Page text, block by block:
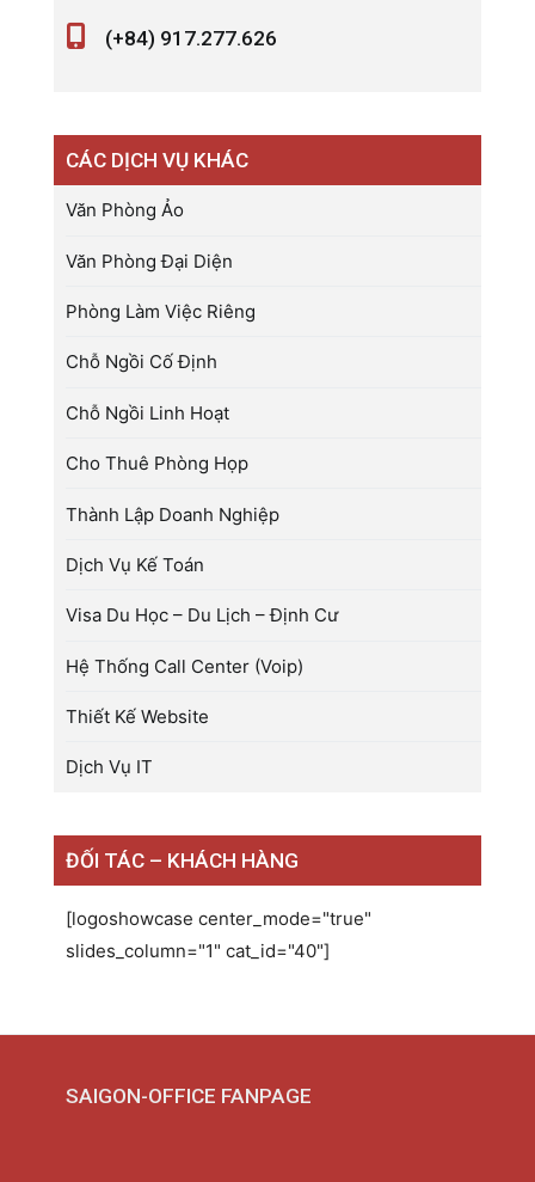
(+84) 917.277.626
CÁC DỊCH VỤ KHÁC
Văn Phòng Ảo
Văn Phòng Đại Diện
Phòng Làm Việc Riêng
Chỗ Ngồi Cố Định
Chỗ Ngồi Linh Hoạt
Cho Thuê Phòng Họp
Thành Lập Doanh Nghiệp
Dịch Vụ Kế Toán
Visa Du Học – Du Lịch – Định Cư
Hệ Thống Call Center (Voip)
Thiết Kế Website
Dịch Vụ IT
ĐỐI TÁC – KHÁCH HÀNG
[logoshowcase center_mode="true"
slides_column="1" cat_id="40"]
SAIGON-OFFICE FANPAGE